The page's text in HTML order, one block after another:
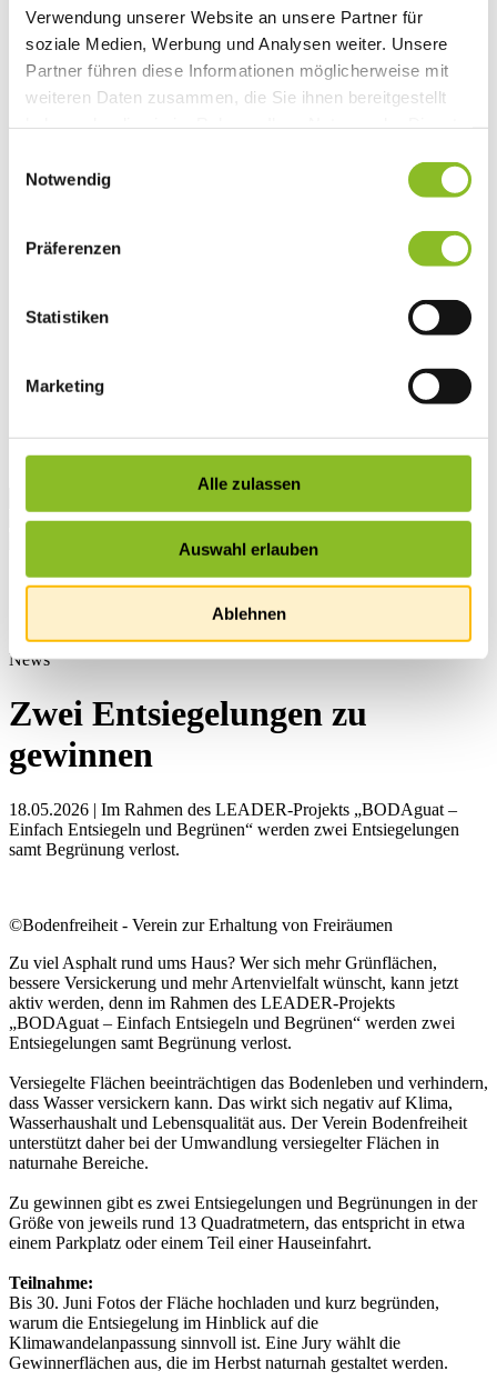
Verwendung unserer Website an unsere Partner für
soziale Medien, Werbung und Analysen weiter. Unsere
Partner führen diese Informationen möglicherweise mit
weiteren Daten zusammen, die Sie ihnen bereitgestellt
Notwendig
Präferenzen
Statistiken
Marketing
Alle zulassen
Auswahl erlauben
Ablehnen
Vereinsleben
Vereinsservice
Liste der Frastanzer Vereine
Veranstaltungen
Veranstaltungskalender
Tourismus
Vorarlberger Museumswelt
Tabakausstellung
Startseite
News
Zwei Entsiegelungen zu
gewinnen
18.05.2026 | Im Rahmen des LEADER-Projekts „BODAguat –
Einfach Entsiegeln und Begrünen“ werden zwei Entsiegelungen
samt Begrünung verlost.
©Bodenfreiheit - Verein zur Erhaltung von Freiräumen
Zu viel Asphalt rund ums Haus? Wer sich mehr Grünflächen,
bessere Versickerung und mehr Artenvielfalt wünscht, kann jetzt
aktiv werden, denn im Rahmen des LEADER-Projekts
„BODAguat – Einfach Entsiegeln und Begrünen“ werden zwei
Entsiegelungen samt Begrünung verlost.
Versiegelte Flächen beeinträchtigen das Bodenleben und verhindern,
dass Wasser versickern kann. Das wirkt sich negativ auf Klima,
Wasserhaushalt und Lebensqualität aus. Der Verein Bodenfreiheit
unterstützt daher bei der Umwandlung versiegelter Flächen in
naturnahe Bereiche.
Zu gewinnen gibt es zwei Entsiegelungen und Begrünungen in der
Größe von jeweils rund 13 Quadratmetern, das entspricht in etwa
einem Parkplatz oder einem Teil einer Hauseinfahrt.
Teilnahme:
Bis 30. Juni Fotos der Fläche hochladen und kurz begründen,
warum die Entsiegelung im Hinblick auf die
Klimawandelanpassung sinnvoll ist. Eine Jury wählt die
Gewinnerflächen aus, die im Herbst naturnah gestaltet werden.